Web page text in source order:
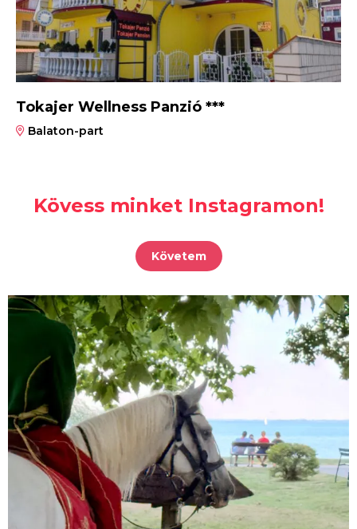
Tokajer Wellness Panzió ***
Balaton-part
Kövess minket Instagramon!
Követem